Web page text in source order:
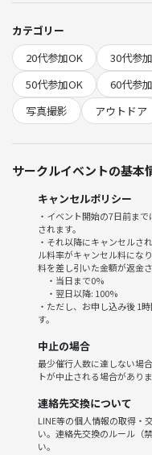
https://maps.app.goo.gl/
⚫当日の流れ
10:30 青海駅集合
10:40 軽く自己紹介
10:45 紫陽花を見ながらお散
チケット代のみ
カテゴリー
20代参加OK
30代参
50代参加OK
60代参
写真撮影
アウトドア
サークルイベントの基本
キャンセルポリシー
・イベント開始の7日前ま
されます。
・それ以降にキャンセルさ
ル料率がキャンセル料にな
料を差し引いた金額が返金さ
・当日まで0%
・翌日以降: 100%
・ただし、お申し込み後 1
す。
中止の場合
最少催行人数に達しない場
トが中止される場合があり
連絡先交換について
LINE等の個人情報の取得・
い。連絡先交換のルール（
い。